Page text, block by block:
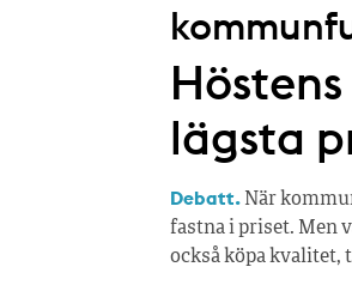
lägsta
Debatt. När
fastna i priset. Men
också köpa kvalitet,